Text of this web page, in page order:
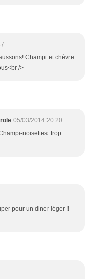
Champi et chèvre
/>
05/03/2014 20:20
noisettes: trop
pour un diner léger !!